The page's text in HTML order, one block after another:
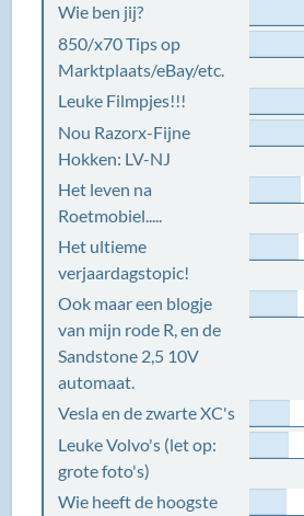
Wie ben jij?
850/x70 Tips op
Marktplaats/eBay/etc.
Leuke Filmpjes!!!
Nou Razorx-Fijne
Hokken: LV-NJ
Het leven na
Roetmobiel.....
Het ultieme
verjaardagstopic!
Ook maar een blogje
van mijn rode R, en de
Sandstone 2,5 10V
automaat.
Vesla en de zwarte XC's
Leuke Volvo's (let op:
grote foto's)
Wie heeft de hoogste